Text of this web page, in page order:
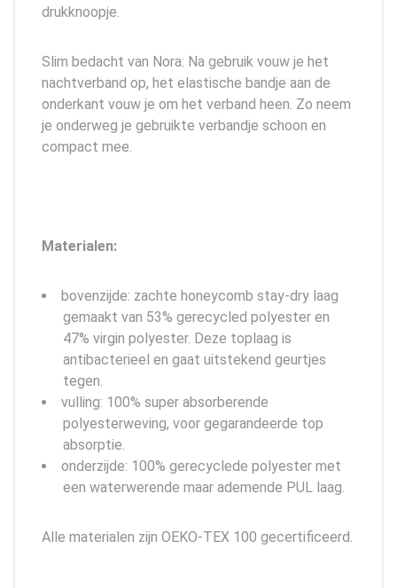
drukknoopje.
Slim bedacht van Nora: Na gebruik vouw je het
nachtverband op, het elastische bandje aan de
onderkant vouw je om het verband heen. Zo neem
je onderweg je gebruikte verbandje schoon en
compact mee.
Materialen:
bovenzijde: zachte honeycomb stay-dry laag
gemaakt van 53% gerecycled polyester en
47% virgin polyester. Deze toplaag is
antibacterieel en gaat uitstekend geurtjes
tegen.
vulling: 100% super absorberende
polyesterweving, voor gegarandeerde top
absorptie.
onderzijde: 100% gerecyclede polyester met
een waterwerende maar ademende PUL laag.
Alle materialen zijn OEKO-TEX 100 gecertificeerd.